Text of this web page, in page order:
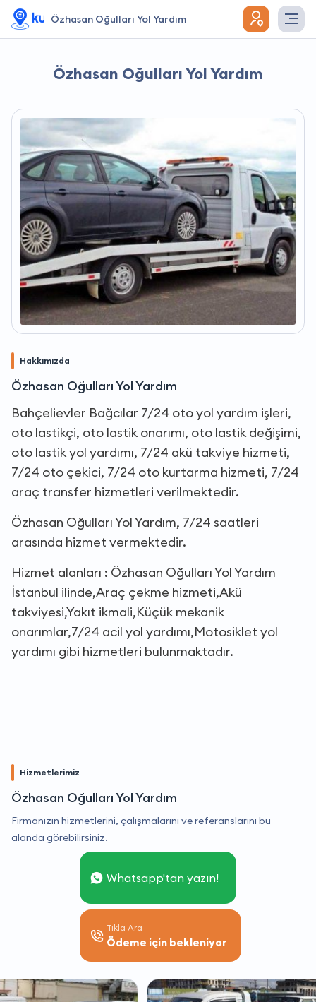
Özhasan Oğulları Yol Yardım
Özhasan Oğulları Yol Yardım
Hakkımızda
Özhasan Oğulları Yol Yardım
Bahçelievler Bağcılar 7/24 oto yol yardım işleri,
oto lastikçi, oto lastik onarımı, oto lastik değişimi,
oto lastik yol yardımı, 7/24 akü takviye hizmeti,
7/24 oto çekici, 7/24 oto kurtarma hizmeti, 7/24
araç transfer hizmetleri verilmektedir.
Özhasan Oğulları Yol Yardım, 7/24 saatleri
arasında hizmet vermektedir.
Hizmet alanları : Özhasan Oğulları Yol Yardım
İstanbul ilinde,Araç çekme hizmeti,Akü
takviyesi,Yakıt ikmali,Küçük mekanik
onarımlar,7/24 acil yol yardımı,Motosiklet yol
yardımı gibi hizmetleri bulunmaktadır.
Hizmetlerimiz
Özhasan Oğulları Yol Yardım
Firmanızın hizmetlerini, çalışmalarını ve referanslarını bu
alanda görebilirsiniz.
Whatsapp'tan yazın!
Tıkla Ara
Ödeme için bekleniyor